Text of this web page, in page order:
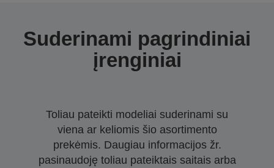
Suderinami pagrindiniai
įrenginiai
Toliau pateikti modeliai suderinami su
viena ar keliomis šio asortimento
prekėmis. Daugiau informacijos žr.
pasinaudoję toliau pateiktais saitais arba